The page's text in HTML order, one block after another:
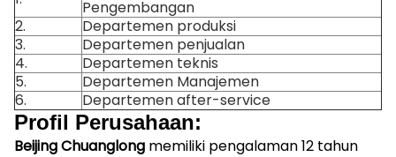
Pengembangan
2.
Departemen produksi
3.
Departemen penjualan
4.
Departemen teknis
5.
Departemen Manajemen
6.
Departemen after-service
Profil Perusahaan:
Beijing Chuanglong memiliki pengalaman 12 tahun